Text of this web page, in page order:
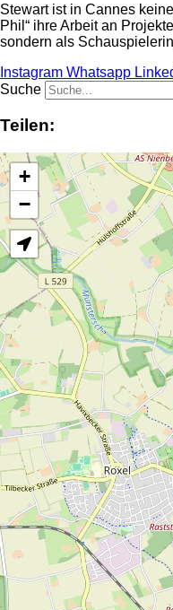
Stewart ist in Cannes
Phil“ ihre Arbeit an
sondern als
Instagram Whatsapp
Suche
Teilen:
+
−